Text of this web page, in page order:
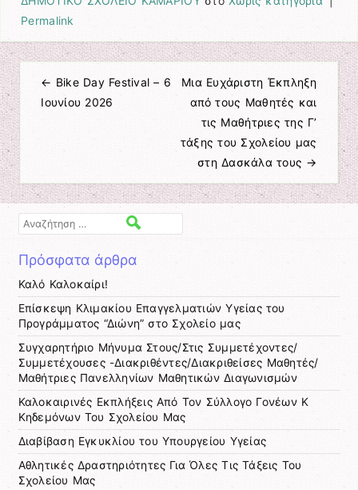
Permalink
Πλοήγηση άρθρων
← Bike Day Festival – 6
Ιουνίου 2026
Μια Ευχάριστη Έκπληξη
από τους Μαθητές και
τις Μαθήτριες της Γ’
τάξης του Σχολείου μας
στη Δασκάλα τους →
Αναζήτηση
Πρόσφατα άρθρα
Καλό Καλοκαίρι!
Επίσκεψη Κλιμακίου Επαγγελματιών Υγείας του
Προγράμματος “Διώνη” στο Σχολείο μας
Συγχαρητήριο Μήνυμα Στους/Στις Συμμετέχοντες/
Συμμετέχουσες -Διακριθέντες/Διακριθείσες Μαθητές/
Μαθήτριες Πανελληνίων Μαθητικών Διαγωνισμών
Καλοκαιρινές Εκπλήξεις Από Τον Σύλλογο Γονέων Κ
Κηδεμόνων Του Σχολείου Μας
Διαβίβαση Εγκυκλίου του Υπουργείου Υγείας
Αθλητικές Δραστηριότητες Για Όλες Τις Τάξεις Του
Σχολείου Μας